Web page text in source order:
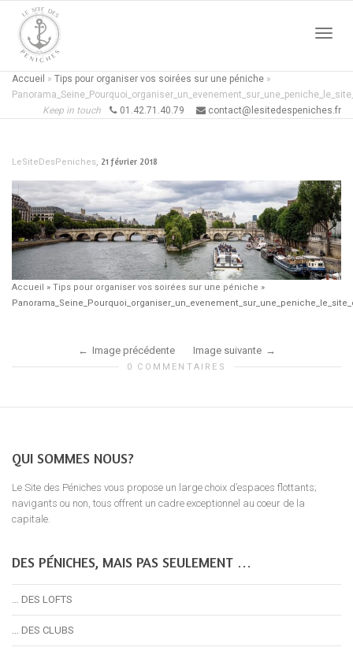
Accueil » Tips pour organiser vos soirées sur une péniche »
Keep in touch
01.42.71.40.79 contact@lesitedespeniches.fr
LeSiteDesPeniches, 21 février 2018
Accueil » Tips pour organiser vos soirées sur une péniche »
Image précédente Image suivante
0 COMMENTAIRES
QUI SOMMES NOUS?
Le Site des Péniches vous propose un large choix d’espaces flottants;
navigants ou non, tous offrent un cadre exceptionnel au coeur de la
capitale.
DES PÉNICHES, MAIS PAS SEULEMENT …
… DES LOFTS
… DES CLUBS